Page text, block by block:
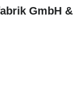
GmbH &